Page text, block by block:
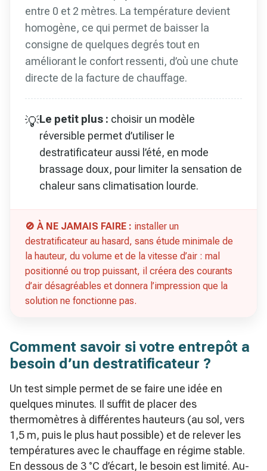
entre 0 et 2 mètres. La température devient
homogène, ce qui permet de baisser la
consigne de quelques degrés tout en
améliorant le confort ressenti, d’où une chute
directe de la facture de chauffage.
💡Le petit plus : choisir un modèle
réversible permet d’utiliser le
destratificateur aussi l’été, en mode
brassage doux, pour limiter la sensation de
chaleur sans climatisation lourde.
🚫 À NE JAMAIS FAIRE : installer un
destratificateur au hasard, sans étude minimale de
la hauteur, du volume et de la vitesse d’air : mal
positionné ou trop puissant, il créera des courants
d’air désagréables et donnera l’impression que la
solution ne fonctionne pas.
Comment savoir si votre entrepôt a
besoin d’un destratificateur ?
Un test simple permet de se faire une idée en
quelques minutes. Il suffit de placer des
thermomètres à différentes hauteurs (au sol, vers
1,5 m, puis le plus haut possible) et de relever les
températures avec le chauffage en régime stable.
En dessous de 3 °C d’écart, le besoin est limité. Au-